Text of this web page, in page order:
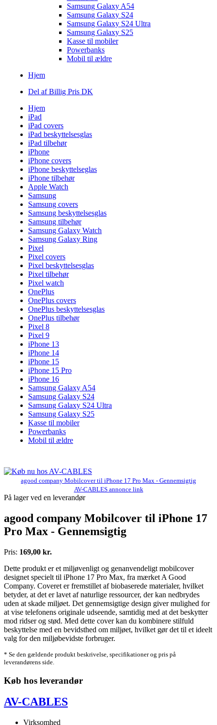
Samsung Galaxy A54
Samsung Galaxy S24
Samsung Galaxy S24 Ultra
Samsung Galaxy S25
Kasse til mobiler
Powerbanks
Mobil til ældre
Hjem
Del af Billig Pris DK
Hjem
iPad
iPad covers
iPad beskyttelsesglas
iPad tilbehør
iPhone
iPhone covers
iPhone beskyttelseglas
iPhone tilbehør
Apple Watch
Samsung
Samsung covers
Samsung beskyttelsesglas
Samsung tilbehør
Samsung Galaxy Watch
Samsung Galaxy Ring
Pixel
Pixel covers
Pixel beskyttelsesglas
Pixel tilbehør
Pixel watch
OnePlus
OnePlus covers
OnePlus beskyttelsesglas
OnePlus tilbehør
Pixel 8
Pixel 9
iPhone 13
iPhone 14
iPhone 15
iPhone 15 Pro
iPhone 16
Samsung Galaxy A54
Samsung Galaxy S24
Samsung Galaxy S24 Ultra
Samsung Galaxy S25
Kasse til mobiler
Powerbanks
Mobil til ældre
agood company Mobilcover til iPhone 17 Pro Max - Gennemsigtig
AV-CABLES annonce link
På lager ved en leverandør
agood company Mobilcover til iPhone 17
Pro Max - Gennemsigtig
Pris: 169,00 kr.
Dette produkt er et miljøvenligt og genanvendeligt mobilcover
designet specielt til iPhone 17 Pro Max, fra mærket A Good
Company. Coveret er fremstillet af biobaserede materialer, hvilket
betyder, at det er lavet af naturlige ressourcer, der kan nedbrydes
uden at skade miljøet. Det gennemsigtige design giver mulighed for
at vise telefonens originale udseende, samtidig med at det beskytter
mod ridser og stød. Med dette cover kan du kombinere stilfuld
beskyttelse med en bevidsthed om miljøet, hvilket gør det til et ideelt
valg for den miljøbevidste forbruger.
* Se den gældende produkt beskrivelse, specifikationer og pris på
leverandørens side.
Køb hos leverandør
AV-CABLES
Virksomhed